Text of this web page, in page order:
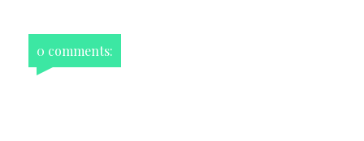
0 comments: